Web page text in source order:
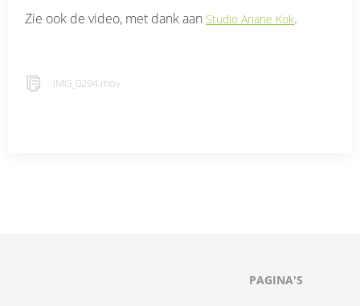
Zie ook de video, met dank aanStudio Ariane Kok.
IMG_0294.mov
PAGINA'S